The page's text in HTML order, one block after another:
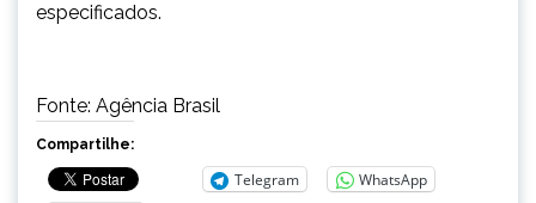
especificados.
Fonte: Agência Brasil
Compartilhe:
Telegram
WhatsApp